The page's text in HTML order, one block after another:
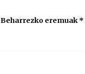
Beharrezko eremuak *